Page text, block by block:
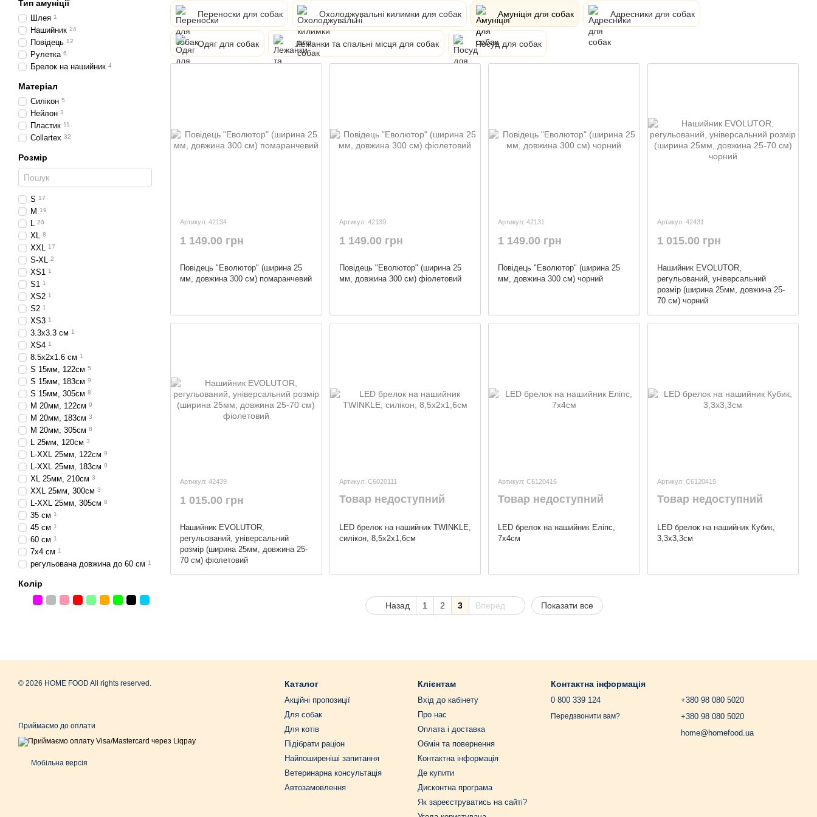
Переноски для собак Охолоджувальні килимки для собак Амуніція для собак Адресники для собак
Одяг для собак Лежанки та спальні місця для собак Посуд для собак
Артикул: 42134
Повідець "Еволютор" (ширина 25
мм, довжина 300 см) помаранчевий
1 149.00 грн
Артикул: 42139
Повідець "Еволютор" (ширина 25
мм, довжина 300 см) фіолетовий
1 149.00 грн
Артикул: 42131
Повідець "Еволютор" (ширина 25
мм, довжина 300 см) чорний
1 149.00 грн
Артикул: 42431
Нашийник EVOLUTOR,
регульований, універсальний
розмір (ширина 25мм, довжина 25-
70 см) чорний
1 015.00 грн
Артикул: 42439
Нашийник EVOLUTOR,
регульований, універсальний
розмір (ширина 25мм, довжина 25-
70 см) фіолетовий
1 015.00 грн
Артикул: C6020111
LED брелок на нашийник TWINKLE,
силікон, 8,5x2x1,6см
Товар недоступний
Артикул: C6120416
LED брелок на нашийник Еліпс,
7х4см
Товар недоступний
Артикул: C6120415
LED брелок на нашийник Кубик,
3,3х3,3см
Товар недоступний
Назад 1 2 3 Вперед Показати все
Тип амуніції
Шлея 1
Нашийник 24
Повідець 12
Рулетка 6
Брелок на нашийник 4
Матеріал
Силікон 5
Нейлон 3
Пластик 11
Collartex 32
Розмір
S 17
М 19
L 20
XL 8
XXL 17
S-XL 2
XS1 1
S1 1
XS2 1
S2 1
XS3 1
3.3х3.3 см 1
XS4 1
8.5x2x1.6 см 1
S 15мм, 122см 5
S 15мм, 183см 9
S 15мм, 305см 8
М 20мм, 122см 9
М 20мм, 183см 3
М 20мм, 305см 8
L 25мм, 120см 3
L-XXL 25мм, 122см 9
L-XXL 25мм, 183см 9
XL 25мм, 210см 3
XXL 25мм, 300см 3
L-XXL 25мм, 305см 8
35 см 1
45 см 1
60 см 1
7х4 см 1
регульована довжина до 60 см 1
Колір
© 2026 HOME FOOD All rights reserved.
Приймаємо до оплати
Мобільна версія
Каталог
Акційні пропозиції
Для собак
Для котів
Підібрати раціон
Найпоширеніші запитання
Ветеринарна консультація
Автозамовлення
Клієнтам
Вхід до кабінету
Про нас
Оплата і доставка
Обмін та повернення
Контактна інформація
Де купити
Дисконтна програма
Як зареєструватись на сайті?
Контактна інформація
0 800 339 124
Передзвонити вам?
+380 98 080 5020
+380 98 080 5020
home@homefood.ua